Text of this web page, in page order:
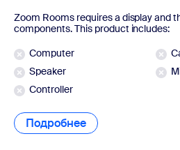
Zoom Rooms requires a display and
components. This product includes:
Computer
Speaker
Controller
Подробнее Подробнее